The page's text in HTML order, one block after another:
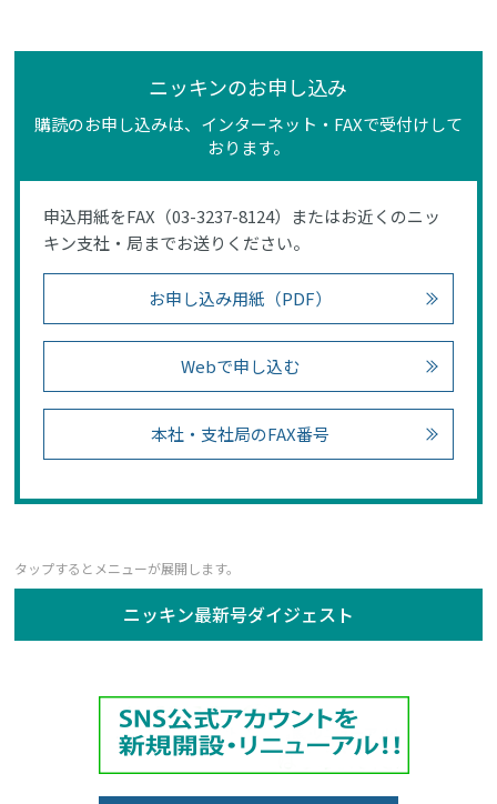
ニッキンのお申し込み
購読のお申し込みは、インターネット・FAXで受付けして
おります。
申込用紙をFAX（03-3237-8124）またはお近くのニッ
キン支社・局までお送りください。
お申し込み用紙（PDF）
Webで申し込む
本社・支社局のFAX番号
ニッキン最新号ダイジェスト